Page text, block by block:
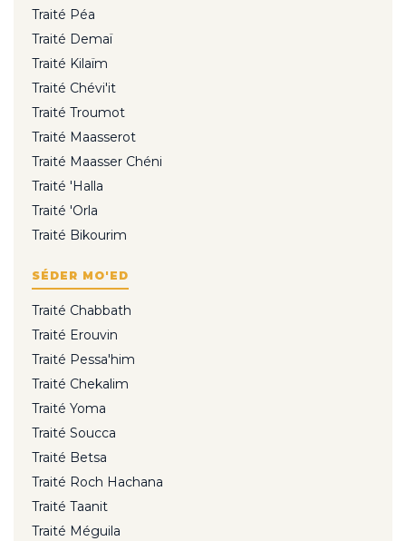
Traité Péa
Traité Demaï
Traité Kilaïm
Traité Chévi'it
Traité Troumot
Traité Maasserot
Traité Maasser Chéni
Traité 'Halla
Traité 'Orla
Traité Bikourim
SÉDER MO'ED
Traité Chabbath
Traité Erouvin
Traité Pessa'him
Traité Chekalim
Traité Yoma
Traité Soucca
Traité Betsa
Traité Roch Hachana
Traité Taanit
Traité Méguila